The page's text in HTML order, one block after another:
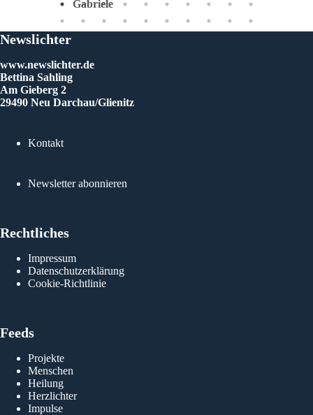
Gabriele
Newslichter
www.newslichter.de
Bettina Sahling
Am Gieberg 2
29490 Neu Darchau/Glienitz
Kontakt
Newsletter abonnieren
Rechtliches
Impressum
Datenschutzerklärung
Cookie-Richtlinie
Feeds
Projekte
Menschen
Heilung
Herzlichter
Impulse